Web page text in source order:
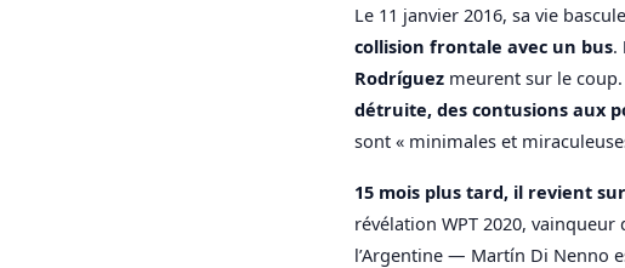
Le 11 janvier 2016, sa vie
collision frontale avec un bus.
Rodríguez meurent sur le
détruite, des contusions aux
sont « minimales et
15 mois plus tard, il revient
révélation WPT 2020, vainqueur
l’Argentine — Martín Di Nenno